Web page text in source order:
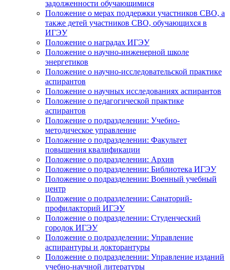
задолженности обучающимися
Положение о мерах поддержки участников СВО, а
также детей участников СВО, обучающихся в
ИГЭУ
Положение о наградах ИГЭУ
Положение о научно-инженерной школе
энергетиков
Положение о научно-исследовательской практике
аспирантов
Положение о научных исследованиях аспирантов
Положение о педагогической практике
аспирантов
Положение о подразделении: Учебно-
методическое управление
Положение о подразделении: Факультет
повышения квалификации
Положение о подразделении: Архив
Положение о подразделении: Библиотека ИГЭУ
Положение о подразделении: Военный учебный
центр
Положение о подразделении: Санаторий-
профилакторий ИГЭУ
Положение о подразделении: Студенческий
городок ИГЭУ
Положение о подразделении: Управление
аспирантуры и докторантуры
Положение о подразделении: Управление изданий
учебно-научной литературы